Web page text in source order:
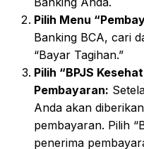
Pilih Menu
Banking BCA, cari
“Bayar Tagihan.”
Pilih “BPJS
Pembayaran:
Anda akan
pembayaran. Pilih
penerima